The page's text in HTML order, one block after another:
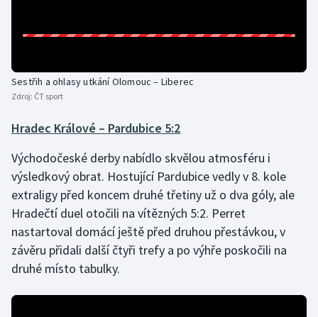
Sestřih a ohlasy utkání Olomouc – Liberec
Zdroj: ČT sport
Hradec Králové – Pardubice 5:2
Východočeské derby nabídlo skvělou atmosféru i
výsledkový obrat. Hostující Pardubice vedly v 8. kole
extraligy před koncem druhé třetiny už o dva góly, ale
Hradečtí duel otočili na vítězných 5:2. Perret
nastartoval domácí ještě před druhou přestávkou, v
závěru přidali další čtyři trefy a po výhře poskočili na
druhé místo tabulky.